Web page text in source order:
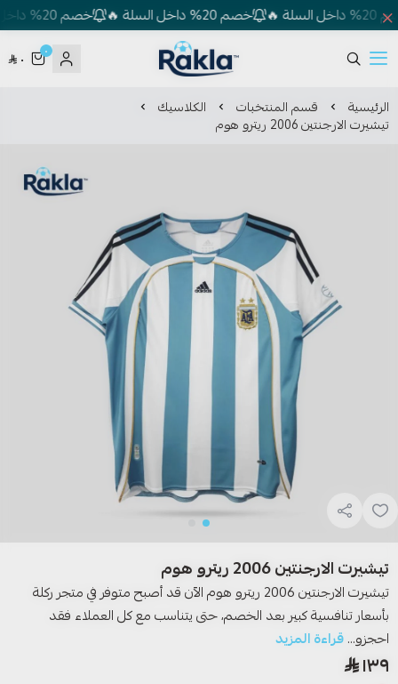
🔥 خصم 20% داخل السلة 🔥 خصم 20% داخل السلة 🔥
Rakla
٠ ٠
الرئيسية قسم المنتخبات الكلاسيك
تيشيرت الارجنتين 2006 ريترو هوم
تيشيرت الارجنتين 2006 ريترو هوم
تيشيرت الارجنتين 2006 ريترو هوم الآن قد أصبح متوفر في متجر ركلة
بأسعار تنافسية كبير بعد الخصم، حتى يتناسب مع كل العملاء فقد
احجزو...قراءة المزيد
١٣٩